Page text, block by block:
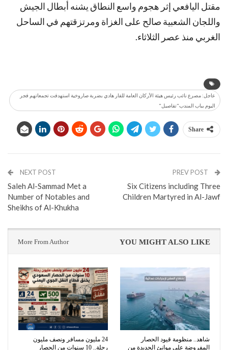
مقتل اليافعي إثر هجوم واسع النطاق يشنه أبطال الجيش
واللجان الشعبية صالح على الغزاة ومرتزقتهم في الساحل
الغربي منذ عصر الثلاثاء.
عاجل: مصرع نائب رئيس هيئة الأركان العامة للفار هادي بضربة صاروخية استهدفت تجمعاتهم فجر
اليوم بباب المندب"تفاصيل"
Share
Six Citizens including Three
Children Martyred in Al-Jawf
NEXT POST
Saleh Al-Sammad Met a
Number of Notables and
Sheikhs of Al-Khukha
YOU MIGHT ALSO LIKE
More From Author
شاهد.. منظومة قيود الحصار
المفروضة على موانئ الحديدة من
24 مليون مسافر ونصف مليون
رحلة.. 10 سنوات من الحصار